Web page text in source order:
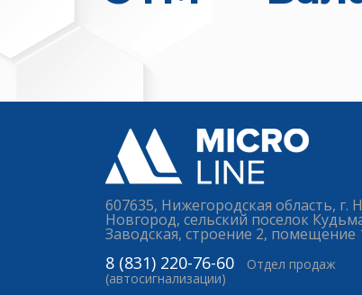
607635, Нижегородская область, г.
Новгород, сельский поселок
Заводская, строение 2, помещение
8 (831) 220-76-60
Отдел продаж
(автосигнализации)